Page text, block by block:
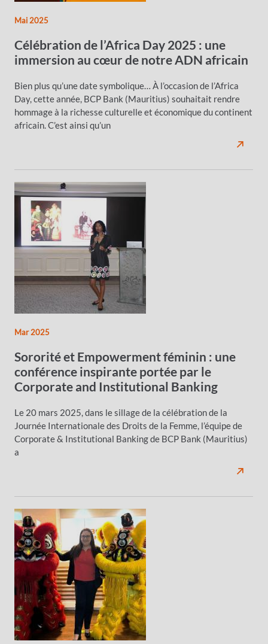
Mai 2025
Célébration de l’Africa Day 2025 : une
immersion au cœur de notre ADN africain
Bien plus qu’une date symbolique… À l’occasion de l’Africa
Day, cette année, BCP Bank (Mauritius) souhaitait rendre
hommage à la richesse culturelle et économique du continent
africain. C’est ainsi qu’un
Mar 2025
Sororité et Empowerment féminin : une
conférence inspirante portée par le
Corporate and Institutional Banking
Le 20 mars 2025, dans le sillage de la célébration de la
Journée Internationale des Droits de la Femme, l’équipe de
Corporate & Institutional Banking de BCP Bank (Mauritius)
a